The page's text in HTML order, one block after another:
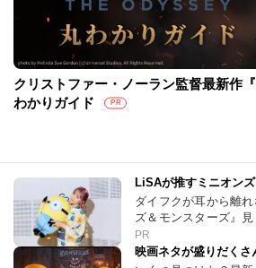
クリストファー・ノーラン監督最新作
わかりガイド
PR
LiSAが推すミニオンズ
ダイフクが耳から離
ズ＆モンスターズ』見
PR
映画ネタが盛りだくさ